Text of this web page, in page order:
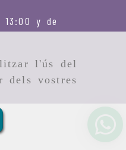
l'ús del
dels vostres
13:00 y de